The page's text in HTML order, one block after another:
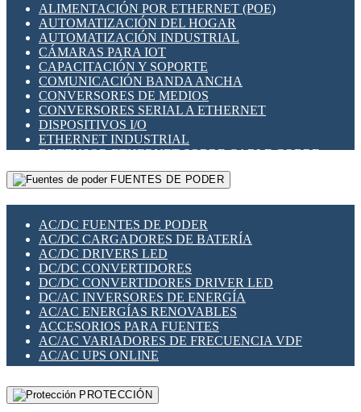
SENSORES INDUCTIVOS
TEMPORIZADORES
VARIACS
VARIADORES DE FRECUENCIA [VDF]
SECCIONADORES - INTERRUPTORES
MAQUINARIA
HERRAMIENTAS VARIAS
ILUMINACIÓN LED
INTERRUPTORES REED
INTERFACES DE RELÉ
OTROS RELÉS
PROTECCIÓN TÉRMICA
RELÉS AUTOMOTRICES
RELÉS DE SEÑAL
RELÉS DE ESTADO SÓLIDO SSR
RELÉS INDUSTRIALES
RELÉS MINIATURA DE POTENCIA
SENSORES MAGNÉTICOS
SWITCH Y MICROSWITCH
TARJETAS PI
UNIÓN Y DERIVACIÓN DE CABLE
ALIMENTACIÓN POR ETHERNET (POE)
AUTOMATIZACIÓN DEL HOGAR
AUTOMATIZACIÓN INDUSTRIAL
CÁMARAS PARA IOT
CAPACITACIÓN Y SOPORTE
COMUNICACIÓN BANDA ANCHA
CONVERSORES DE MEDIOS
CONVERSORES SERIAL A ETHERNET
DISPOSITIVOS I/O
ETHERNET INDUSTRIAL
EXTENSOR ETHERNET SOBRE CABLE COBRE
GATEWAY LORAWAN
GESTIÓN DE REDES
PLACAS MODULARES IOT
SWITCHES Y REDES WIFI
SOLUCIONES IOT
SOLUCIONES LORAWAN
SOLUCIONES RED CELULAR
SEGURIDAD PARA REDES
SWITCHES LAN
TELEFONÍA IP (VOIP)
VIGILANCIA IP (CCTV)
MESHTASTIC
FUENTES DE PODER
AC/DC FUENTES DE PODER
AC/DC CARGADORES DE BATERÍA
AC/DC DRIVERS LED
DC/DC CONVERTIDORES
DC/DC CONVERTIDORES DRIVER LED
DC/AC INVERSORES DE ENERGÍA
AC/AC ENERGÍAS RENOVABLES
ACCESORIOS PARA FUENTES
AC/AC VARIADORES DE FRECUENCIA VDF
AC/AC UPS ONLINE
PROTECCIÓN